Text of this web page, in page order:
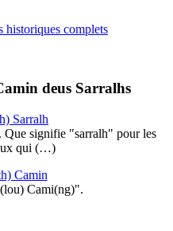
historiques complets
deus Sarralhs
Sarralh
signifie "sarralh" pour les
qui (…)
Camin
Cami(ng)".